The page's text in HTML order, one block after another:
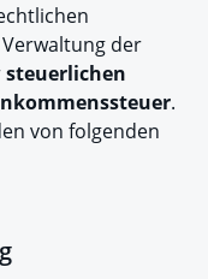
der
steuerlichen
.
von folgenden